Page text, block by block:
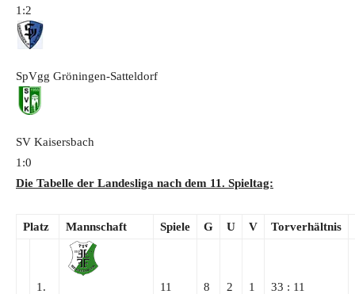
1:2
SpVgg Gröningen-Satteldorf
SV Kaisersbach
1:0
Die Tabelle der Landesliga nach dem 11. Spieltag:
Platz Mannschaft Spiele G U V Torverhältnis
1.
11 8 2 1 33 : 11